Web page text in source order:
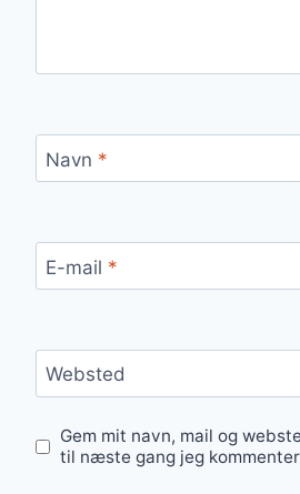
Navn *
E-mail *
Websted
Gem mit navn, mail og
til næste gang jeg